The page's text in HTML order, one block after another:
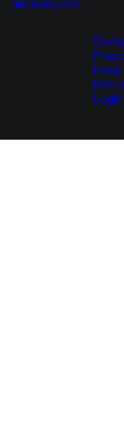
INFORMAÇÕES
Login